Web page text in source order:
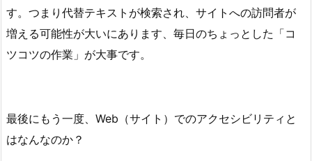
す。つまり代替テキストが検索され、サイトへの訪問者が
増える可能性が大いにあります、毎日のちょっとした「コ
ツコツの作業」が大事です。
最後にもう一度、Web（サイト）でのアクセシビリティと
はなんなのか？